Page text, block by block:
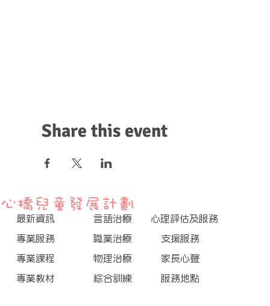
Share this event
心橋兒童發展計劃
最新資訊
專業服務
專業課程
專業教材
言語治療
職業治療
物理治療
綜合訓練
心理評估及服務
支援服務
家長心聲
服務地點